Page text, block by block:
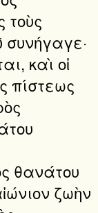
τοὺς
συνήγαγε·
καὶ οἱ
πίστεως
θανάτου
ζωὴν